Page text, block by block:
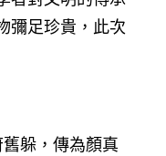
彌足珍貴，此次
躲，傳為顏真